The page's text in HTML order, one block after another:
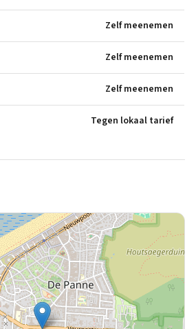
Zelf meenemen
Zelf meenemen
Zelf meenemen
Tegen lokaal tarief